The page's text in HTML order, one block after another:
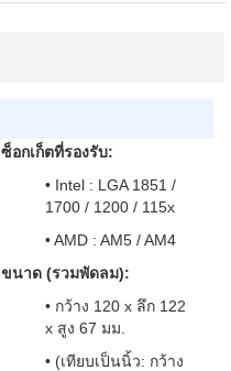
ซ็อกเก็ตที่รองรับ:
• Intel : LGA 1851 /
1700 / 1200 / 115x
• AMD : AM5 / AM4
ขนาด (รวมพัดลม):
• กว้าง 120 x ลึก 122
x สูง 67 มม.
• (เทียบเป็นนิ้ว: กว้าง